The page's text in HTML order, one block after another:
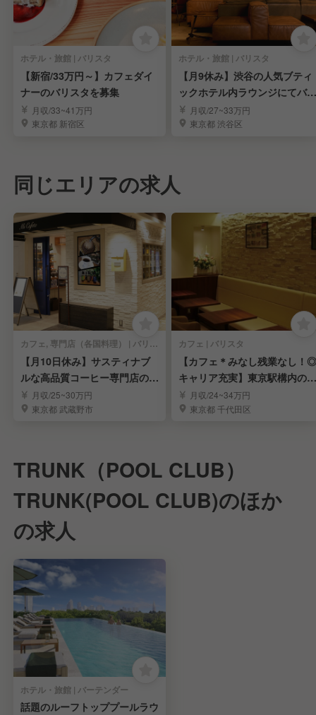
ホテル・旅館 | バリスタ
【新宿/33万円～】カフェダイ
ナーのバリスタを募集
月収/33~41万円
東京都 新宿区
ホテル・旅館 | バリスタ
【月9休み】渋谷の人気ブティ
ックホテル内ラウンジにてバリ
スタを募集
月収/27~33万円
東京都 渋谷区
同じエリアの求人
カフェ, 専門店（各国料理） | バリスタ
【月10日休み】サスティナブ
ルな高品質コーヒー専門店のバ
リスタ募集
月収/25~30万円
東京都 武蔵野市
カフェ | バリスタ
【カフェ＊みなし残業なし！◎
キャリア充実】東京駅構内の人
気コーヒースタンド
月収/24~34万円
東京都 千代田区
TRUNK（POOL CLUB）
TRUNK(POOL CLUB)のほか
の求人
ホテル・旅館 | バーテンダー
話題のルーフトッププールラウ